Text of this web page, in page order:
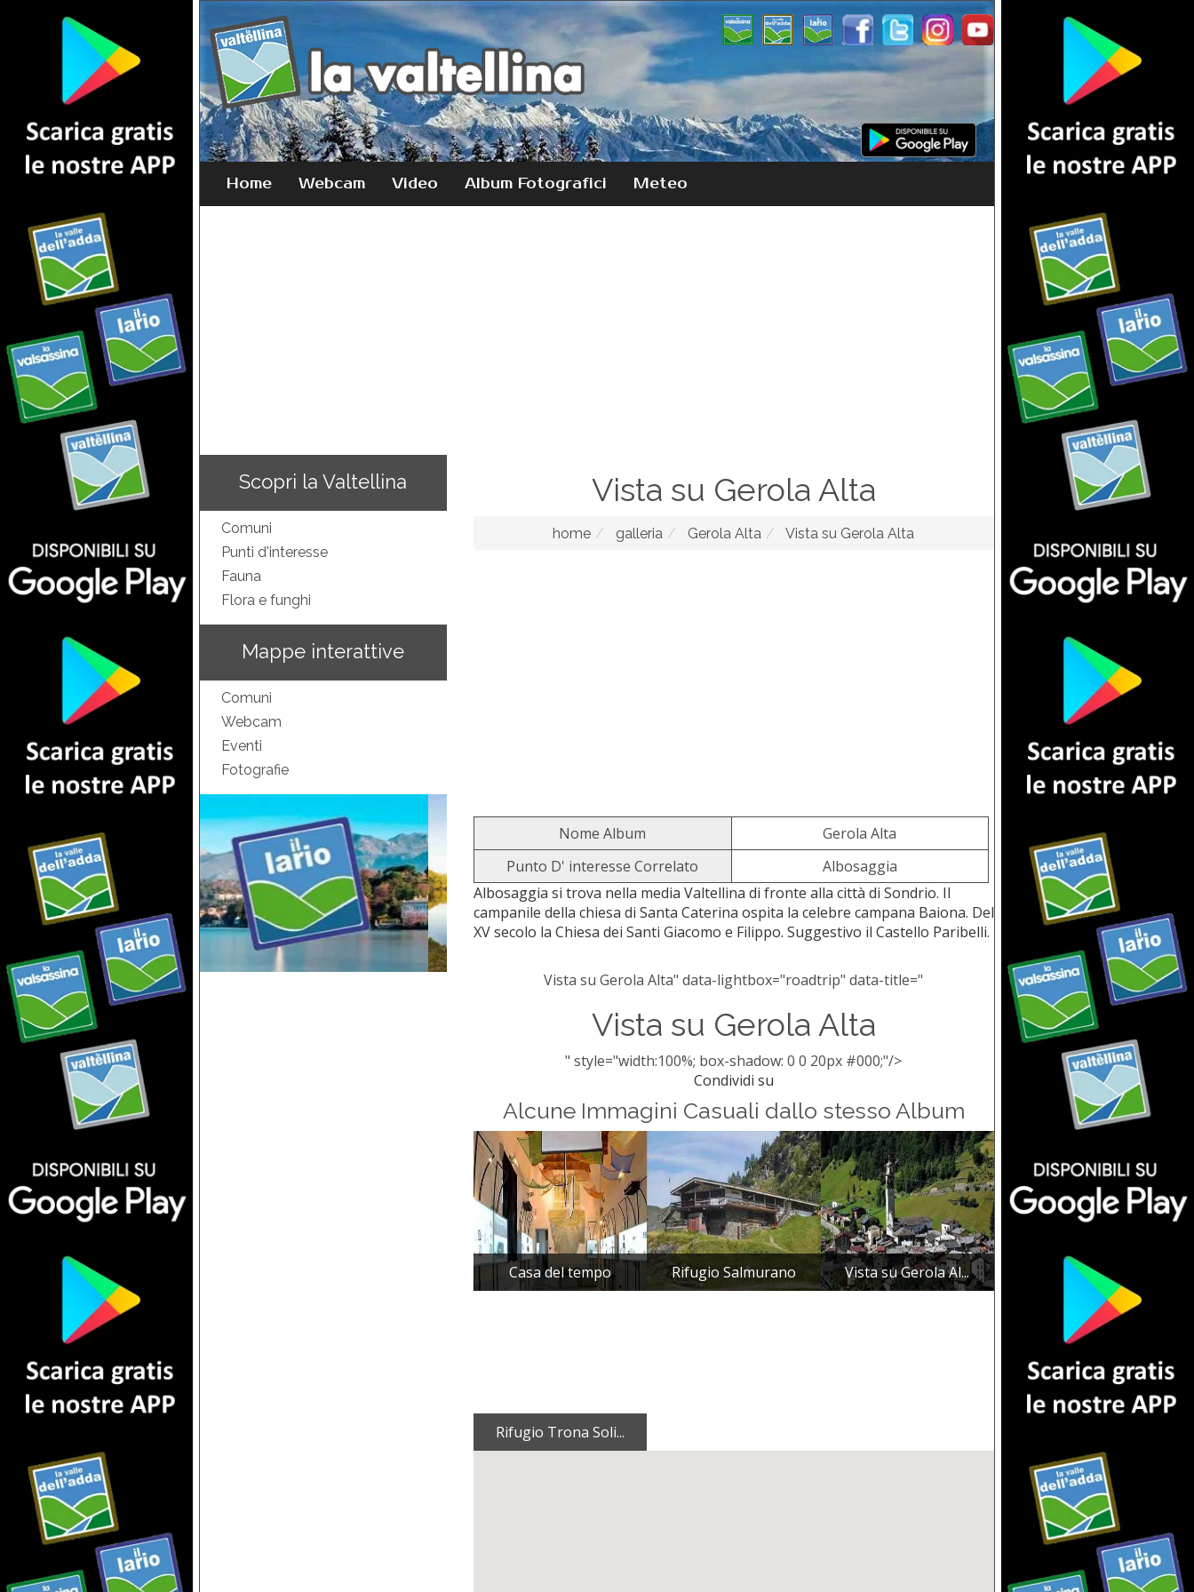
Home Webcam Video Album Fotografici Meteo
Scopri la Valtellina
Comuni
Punti d'interesse
Fauna
Flora e funghi
Mappe interattive
Comuni
Webcam
Eventi
Fotografie
Vista su Gerola Alta
home galleria Gerola Alta Vista su Gerola Alta
Nome Album
Gerola Alta
Punto D' interesse Correlato
Albosaggia
Albosaggia si trova nella media Valtellina di fronte alla città di Sondrio. Il
campanile della chiesa di Santa Caterina ospita la celebre campana Baiona. Del
XV secolo la Chiesa dei Santi Giacomo e Filippo. Suggestivo il Castello Paribelli.
Vista su Gerola Alta" data-lightbox="roadtrip" data-title="
Vista su Gerola Alta
" style="width:100%; box-shadow: 0 0 20px #000;"/>
Condividi su
Alcune Immagini Casuali dallo stesso Album
Casa del tempo Rifugio Salmurano Vista su Gerola Al...
Rifugio Trona Soli...